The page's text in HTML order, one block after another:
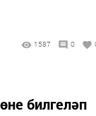
1587 0
билгеләп